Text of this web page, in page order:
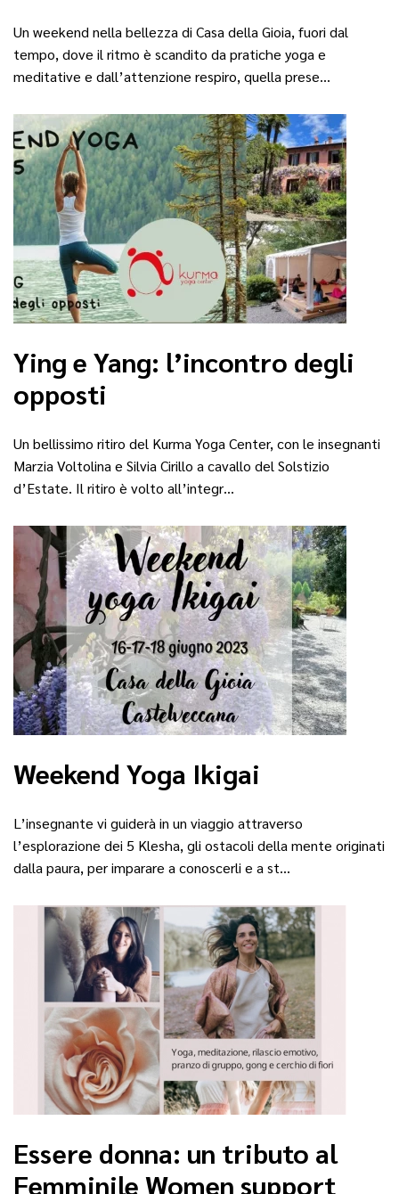
Un weekend nella bellezza di Casa della Gioia, fuori dal
tempo, dove il ritmo è scandito da pratiche yoga e
meditative e dall’attenzione respiro, quella prese…
Ying e Yang: l’incontro degli
opposti
Un bellissimo ritiro del Kurma Yoga Center, con le insegnanti
Marzia Voltolina e Silvia Cirillo a cavallo del Solstizio
d’Estate. Il ritiro è volto all’integr…
Weekend Yoga Ikigai
L’insegnante vi guiderà in un viaggio attraverso
l’esplorazione dei 5 Klesha, gli ostacoli della mente originati
dalla paura, per imparare a conoscerli e a st…
Essere donna: un tributo al
Femminile Women support